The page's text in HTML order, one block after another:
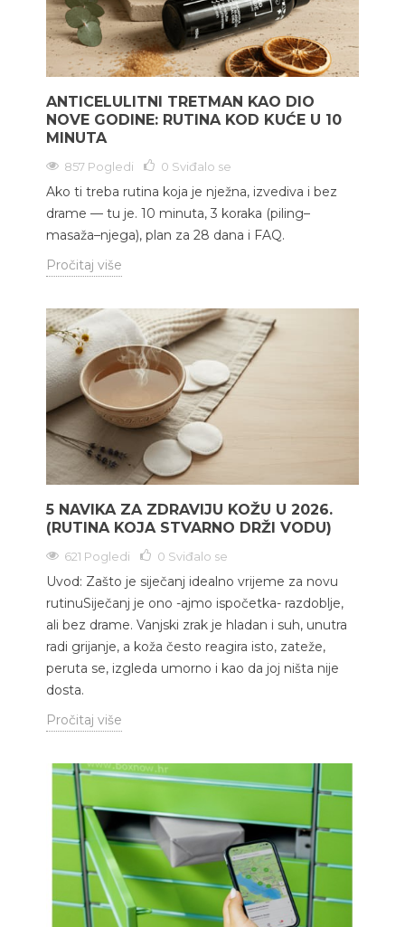
ANTICELULITNI TRETMAN KAO DIO
NOVE GODINE: RUTINA KOD KUĆE U 10
MINUTA
857 Pogledi 0 Sviđalo se
Ako ti treba rutina koja je nježna, izvediva i bez
drame — tu je. 10 minuta, 3 koraka (piling–
masaža–njega), plan za 28 dana i FAQ.
Pročitaj više
5 NAVIKA ZA ZDRAVIJU KOŽU U 2026.
(RUTINA KOJA STVARNO DRŽI VODU)
621 Pogledi 0 Sviđalo se
Uvod: Zašto je siječanj idealno vrijeme za novu
rutinuSiječanj je ono -ajmo ispočetka- razdoblje,
ali bez drame. Vanjski zrak je hladan i suh, unutra
radi grijanje, a koža često reagira isto, zateže,
peruta se, izgleda umorno i kao da joj ništa nije
dosta.
Pročitaj više